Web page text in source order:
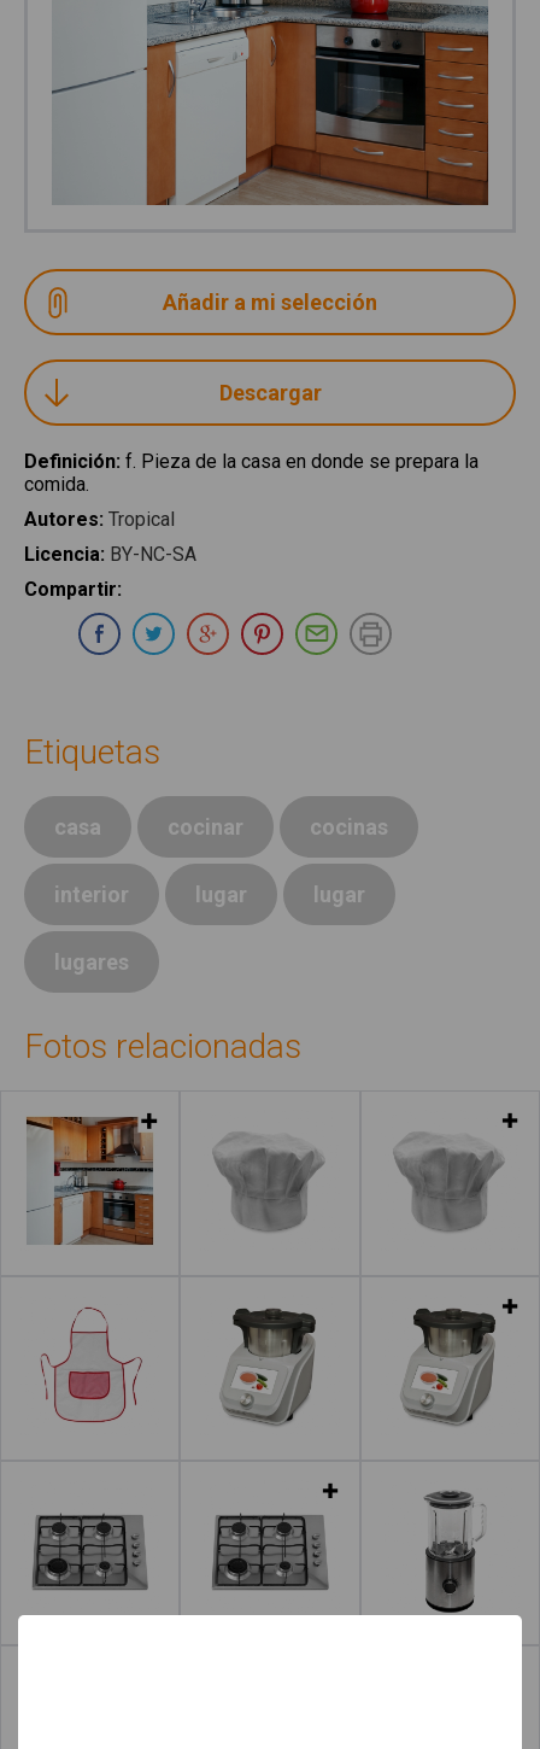
Descargar
Definición: f. Pieza de la casa en donde se prepara la
comida.
Autores: Tropical
Licencia: BY-NC-SA
Compartir:
Compartir en Whatsapp
Compartir en Facebook
Compartir en Twitter
Compartir en Google Plus
Compartir en Pinterest
Compartir por E-
Etiquetas
casa cocinar cocinas
interior lugar lugar
lugares
Fotos relacionadas